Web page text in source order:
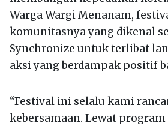
Warga Wargi Menanam,
komunitasnya yang dikenal
Synchronize untuk terlibat
aksi yang berdampak positif
“Festival ini selalu kami
kebersamaan. Lewat